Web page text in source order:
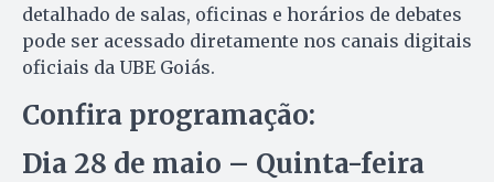
detalhado de salas, oficinas e horários de debates
pode ser acessado diretamente nos canais digitais
oficiais da UBE Goiás.
Confira programação:
Dia 28 de maio – Quinta-feira